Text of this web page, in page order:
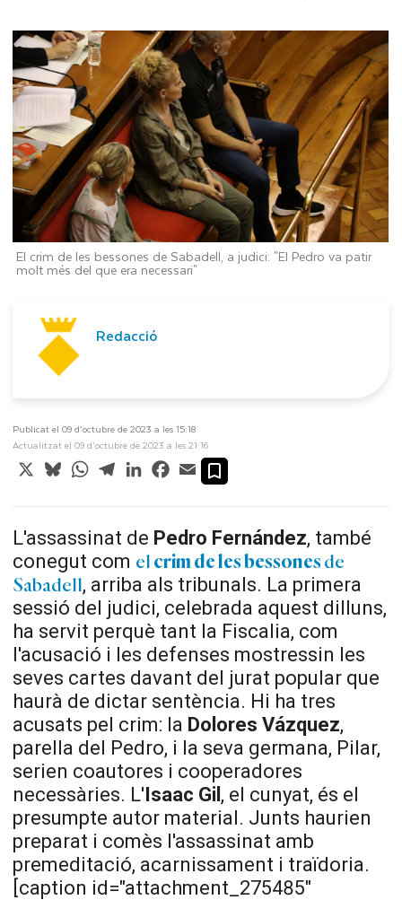
El crim de les bessones de Sabadell, a judici: "El Pedro va patir
molt més del que era necessari"
Redacció
Publicat el 09 d’octubre de 2023 a les 15:18
Actualitzat el 09 d’octubre de 2023 a les 21:16
X BlueskyWhatsApp
TelegramLinkedInFacebook
Email
L'assassinat de Pedro Fernández, també
conegut com el crim de lesbessonesde
Sabadell, arriba als tribunals. La primera
sessió del judici, celebrada aquest dilluns,
ha servit perquè tant la Fiscalia, com
l'acusació i les defenses mostressin les
seves cartes davant del jurat popular que
haurà de dictar sentència. Hi ha tres
acusats pel crim: la Dolores Vázquez,
parella del Pedro, i la seva germana, Pilar,
serien coautores i cooperadores
necessàries. L'Isaac Gil , el cunyat, és el
presumpte autor material. Junts haurien
preparat i comès l'assassinat amb
premeditació, acarnissament i traïdoria.
[caption id="attachment_275485"